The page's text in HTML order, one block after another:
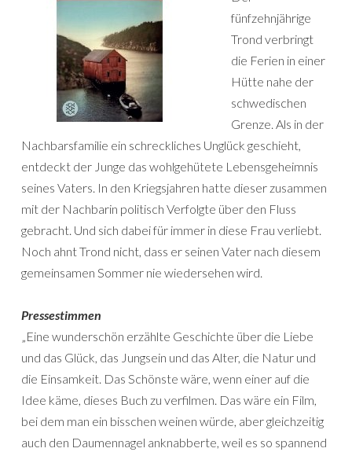
fünfzehnjährige
Trond verbringt
die Ferien in einer
Hütte nahe der
schwedischen
Grenze. Als in der
Nachbarsfamilie ein schreckliches Unglück geschieht,
entdeckt der Junge das wohlgehütete Lebensgeheimnis
seines Vaters. In den Kriegsjahren hatte dieser zusammen
mit der Nachbarin politisch Verfolgte über den Fluss
gebracht. Und sich dabei für immer in diese Frau verliebt.
Noch ahnt Trond nicht, dass er seinen Vater nach diesem
gemeinsamen Sommer nie wiedersehen wird.
Pressestimmen
„Eine wunderschön erzählte Geschichte über die Liebe
und das Glück, das Jungsein und das Alter, die Natur und
die Einsamkeit. Das Schönste wäre, wenn einer auf die
Idee käme, dieses Buch zu verfilmen. Das wäre ein Film,
bei dem man ein bisschen weinen würde, aber gleichzeitig
auch den Daumennagel anknabberte, weil es so spannend